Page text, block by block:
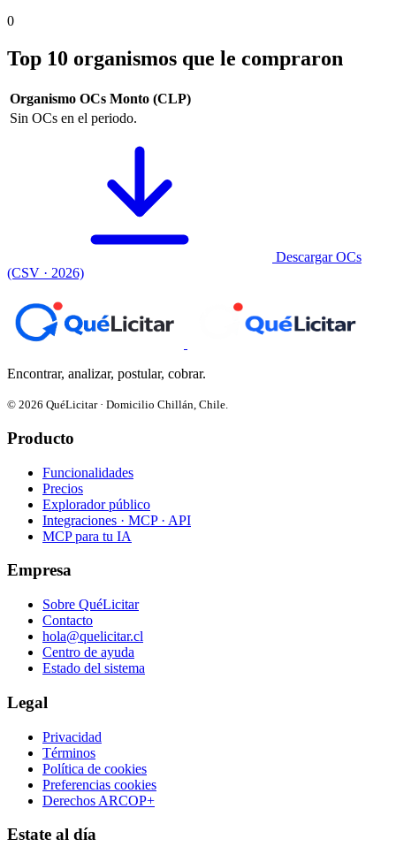
0
Top 10 organismos que le compraron
Organismo OCs Monto (CLP)
Sin OCs en el periodo.
Descargar OCs
(CSV · 2026)
Encontrar, analizar, postular, cobrar.
© 2026 QuéLicitar · Domicilio Chillán, Chile.
Producto
Funcionalidades
Precios
Explorador público
Integraciones · MCP · API
MCP para tu IA
Empresa
Sobre QuéLicitar
Contacto
hola@quelicitar.cl
Centro de ayuda
Estado del sistema
Legal
Privacidad
Términos
Política de cookies
Preferencias cookies
Derechos ARCOP+
Estate al día